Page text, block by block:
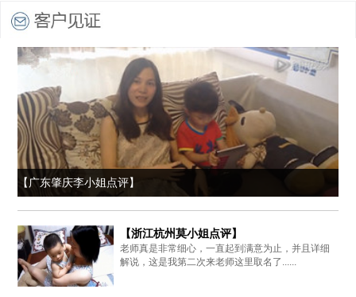
【广东肇庆李小姐点评】
【浙江杭州莫小姐点评】
老师真是非常细心，一直起到满意为止，并且详细
解说，这是我第二次来老师这里取名了......